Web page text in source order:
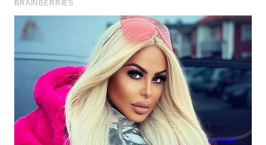
WN
KALTARA
KALSEL
WN
KALTIM